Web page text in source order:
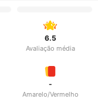
6.5
Avaliação média
-
Amarelo/Vermelho